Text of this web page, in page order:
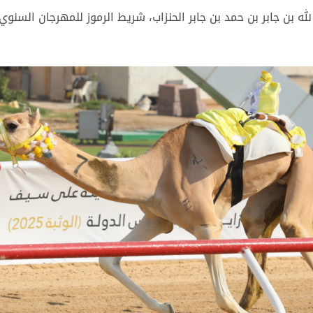
جابر بن حمد بن جابر الحنزاب، شريط الرموز للمهرجان